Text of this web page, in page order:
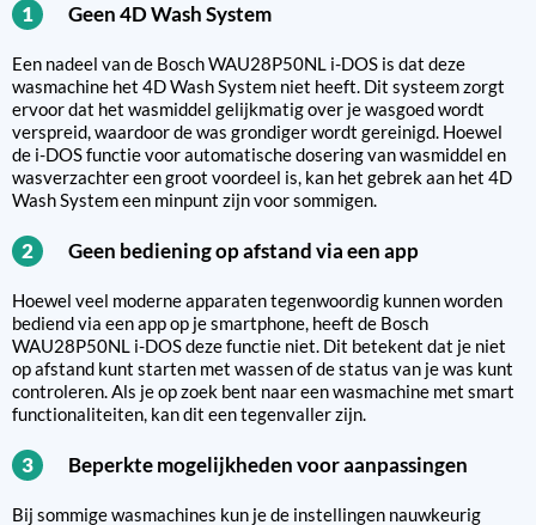
1 Geen 4D Wash System
Een nadeel van de Bosch WAU28P50NL i-DOS is dat deze
wasmachine het 4D Wash System niet heeft. Dit systeem zorgt
ervoor dat het wasmiddel gelijkmatig over je wasgoed wordt
verspreid, waardoor de was grondiger wordt gereinigd. Hoewel
de i-DOS functie voor automatische dosering van wasmiddel en
wasverzachter een groot voordeel is, kan het gebrek aan het 4D
Wash System een minpunt zijn voor sommigen.
2 Geen bediening op afstand via een app
Hoewel veel moderne apparaten tegenwoordig kunnen worden
bediend via een app op je smartphone, heeft de Bosch
WAU28P50NL i-DOS deze functie niet. Dit betekent dat je niet
op afstand kunt starten met wassen of de status van je was kunt
controleren. Als je op zoek bent naar een wasmachine met smart
functionaliteiten, kan dit een tegenvaller zijn.
3 Beperkte mogelijkheden voor aanpassingen
Bij sommige wasmachines kun je de instellingen nauwkeurig